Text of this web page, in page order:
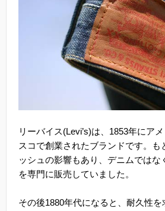
リーバイス(Levi’s)は、1853年にア
スコで創業されたブランドです。も
ッシュの影響もあり、デニムではな
を専門に販売していました。
その後1880年代になると、耐久性